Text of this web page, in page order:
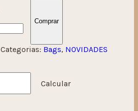
Comprar
Categorias: Bags, NOVIDADES
Calcular